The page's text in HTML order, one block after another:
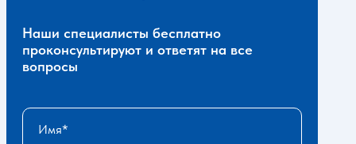
Наши специалисты бесплатно
проконсультируют и ответят на все
вопросы
Имя